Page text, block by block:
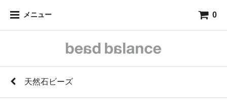
メニュー 0
天然石ビーズ